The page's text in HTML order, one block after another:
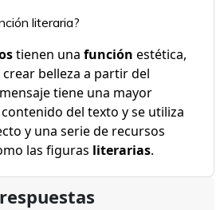
literaria?
tienen una función estética,
belleza a partir del
tiene una mayor
del texto y se utiliza
y una serie de recursos
las figuras literarias.